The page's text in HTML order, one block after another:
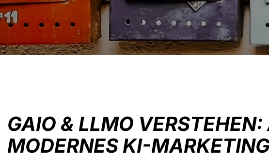
GAIO & LLMO VERSTEHEN:
MODERNES KI-